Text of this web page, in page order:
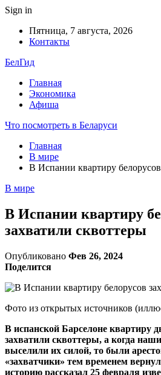
Sign in
Пятница, 7 августа, 2026
Контакты
БелГид
Главная
Экономика
Афиша
Что посмотреть в Беларуси
Главная
В мире
В Испании квартиру
В мире
В Испании квартиру
захватили сквоттеры
Опубликовано Фев 26, 2024
Поделится
Фото из открытых источников
В испанской Барселоне квартиру
захватили сквоттеры, а когда
выселили их силой, то были
«захватчики» тем временем
историю рассказал 25 февраля